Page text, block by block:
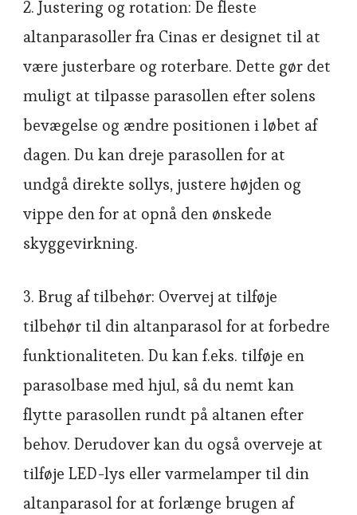
2. Justering og rotation: De fleste
altanparasoller fra Cinas er designet til at
være justerbare og roterbare. Dette gør det
muligt at tilpasse parasollen efter solens
bevægelse og ændre positionen i løbet af
dagen. Du kan dreje parasollen for at
undgå direkte sollys, justere højden og
vippe den for at opnå den ønskede
skyggevirkning.
3. Brug af tilbehør: Overvej at tilføje
tilbehør til din altanparasol for at forbedre
funktionaliteten. Du kan f.eks. tilføje en
parasolbase med hjul, så du nemt kan
flytte parasollen rundt på altanen efter
behov. Derudover kan du også overveje at
tilføje LED-lys eller varmelamper til din
altanparasol for at forlænge brugen af